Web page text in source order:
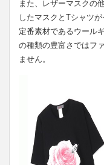
また、レザーマスクの
したマスクとTシャツ
定番素材であるウール
の種類の豊富さではフ
ません。